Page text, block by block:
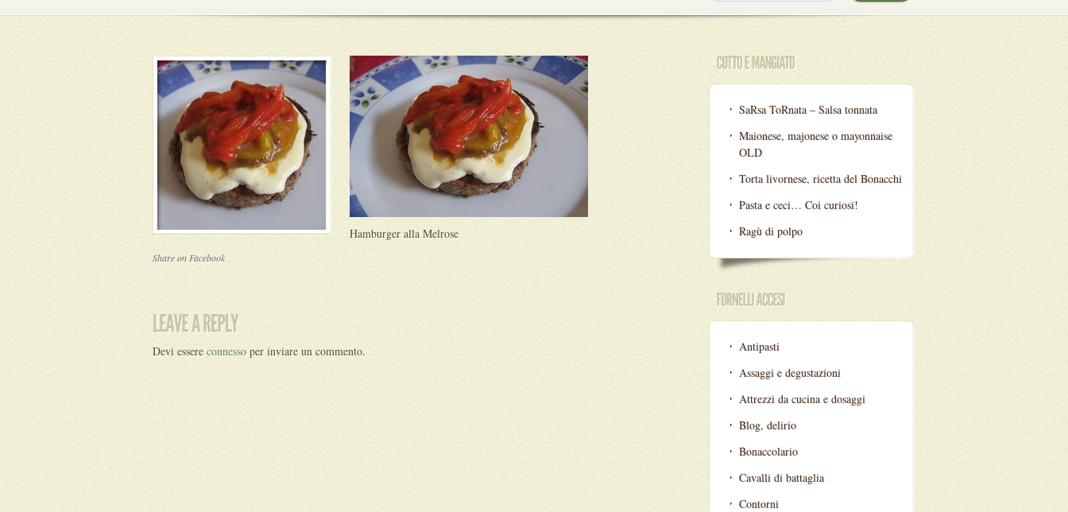
Hamburger alla Melrose
Share on Facebook
Devi essereconnessoper inviare un commento.
SaRsa ToRnata – Salsa tonnata
Maionese, majonese o mayonnaise
OLD
Torta livornese, ricetta del Bonacchi
Pasta e ceci… Coi curiosi!
Ragù di polpo
Antipasti
Assaggi e degustazioni
Attrezzi da cucina e dosaggi
Blog, delirio
Bonaccolario
Cavalli di battaglia
Contorni